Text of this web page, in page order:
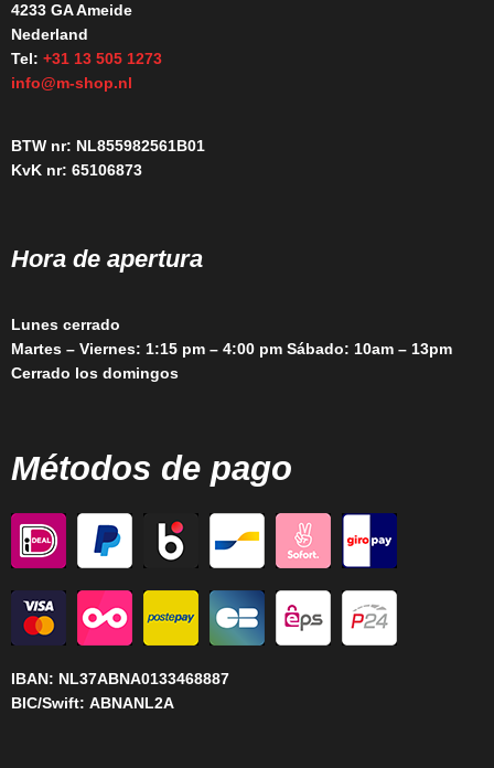
4233 GA Ameide
Nederland
Tel: +31 13 505 1273
info@m-shop.nl
BTW nr: NL855982561B01
KvK nr: 65106873
Hora de apertura
Lunes cerrado
Martes – Viernes: 1:15 pm – 4:00 pm Sábado: 10am – 13pm
Cerrado los domingos
Métodos de pago
IBAN: NL37ABNA0133468887
BIC/Swift: ABNANL2A